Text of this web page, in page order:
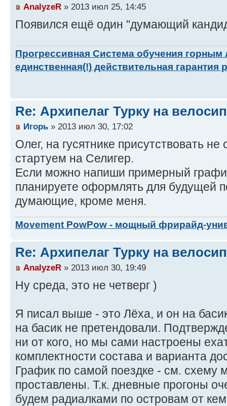
AnalyzeR » 2013 июл 25, 14:45
Появился ещё один "думающий
Прогрессивная Система обучения
единственная(!) действительная гарантия
Re: Архипелаг Турку на
Игорь » 2013 июл 30, 17:02
Олег, на гусятнике присутствовать не
стартуем на Селигер.
Если можно напиши примерный
планируете оформлять для будущей
думающие, кроме меня.
Movement PowPow - мощный фрирайд-
Re: Архипелаг Турку на
AnalyzeR » 2013 июл 30, 19:49
Ну среда, это не четверг )
Я писал выше - это Лёха, и он на
на басик не претендовали.
ни от кого, но мы сами настроены
комплектности состава и варианта
График по самой поездке - см. схему
проставлены. Т.к. дневные прогоны
будем радиалками по островам от